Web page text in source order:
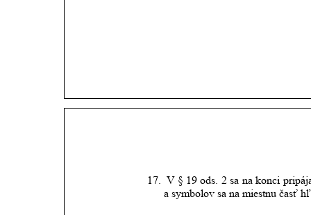
17. V § 19 ods. 2 sa na konci
a symbolov sa na miestnu časť